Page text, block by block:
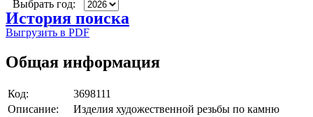
Выбрать год:
История поиска
Выгрузить в PDF
Общая информация
Код:
3698111
Описание:
Изделия художественной резьбы по камню